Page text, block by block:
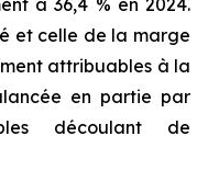
et celle de la marge
attribuables à la
en partie par
découlant de